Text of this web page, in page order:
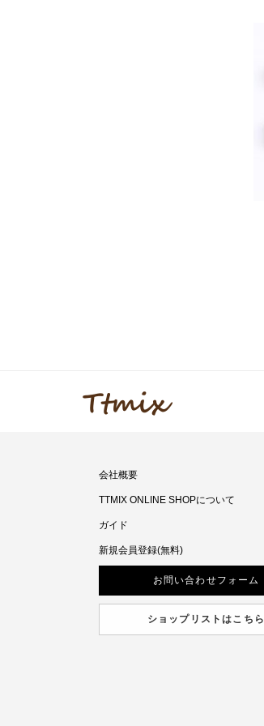
会社概要
TTMIX ONLINE SHOPについて
ガイド
新規会員登録(無料)
お問い合わせフォーム
ショップリストはこちら